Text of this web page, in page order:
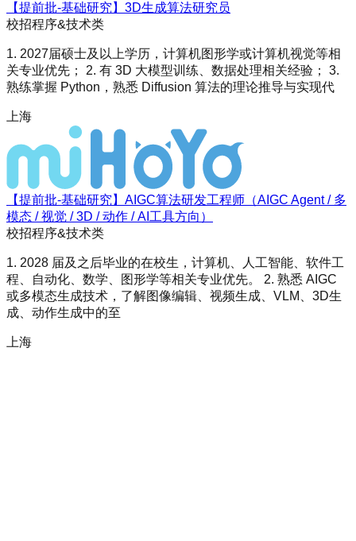
【提前批-基础研究】3D生成算法研究员
校招程序&技术类
1. 2027届硕士及以上学历，计算机图形学或计算机视觉等相
关专业优先； 2. 有 3D 大模型训练、数据处理相关经验； 3.
熟练掌握 Python，熟悉 Diffusion 算法的理论推导与实现代
上海
【提前批-基础研究】AIGC算法研发工程师（AIGC Agent / 多
模态 / 视觉 / 3D / 动作 / AI工具方向）
校招程序&技术类
1. 2028 届及之后毕业的在校生，计算机、人工智能、软件工
程、自动化、数学、图形学等相关专业优先。 2. 熟悉 AIGC
或多模态生成技术，了解图像编辑、视频生成、VLM、3D生
成、动作生成中的至
上海